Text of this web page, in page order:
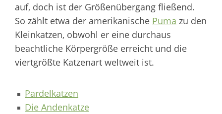
auf, doch ist der Größenübergang fließend.
So zählt etwa der amerikanische Puma zu den
Kleinkatzen, obwohl er eine durchaus
beachtliche Körpergröße erreicht und die
viertgrößte Katzenart weltweit ist.
Pardelkatzen
Die Andenkatze